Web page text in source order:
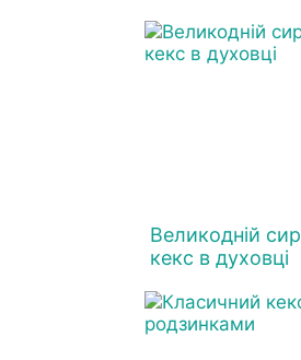
Великодній
кекс в духовці